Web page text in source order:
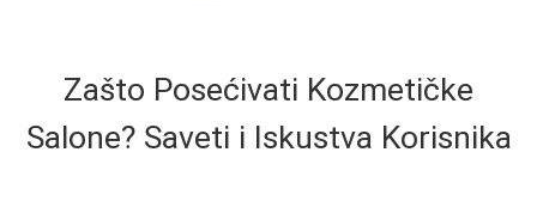
Zašto Posećivati Kozmetičke
Salone? Saveti i Iskustva Korisnika